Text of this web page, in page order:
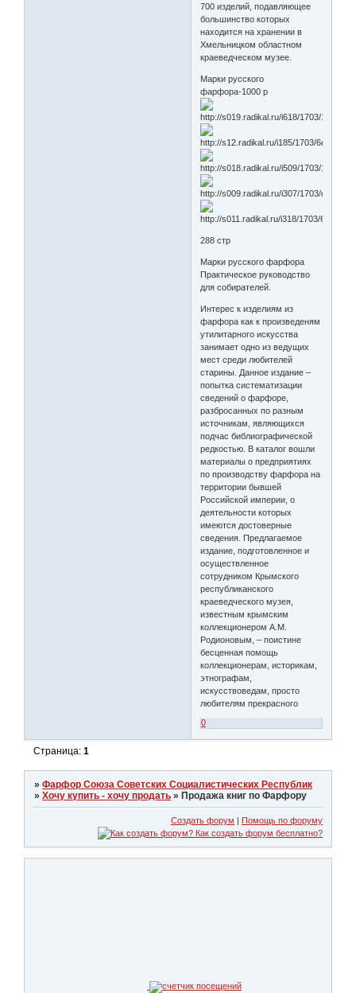
700 изделий, подавляющее
большинство которых
находится на хранении в
Хмельницком областном
краеведческом музее.
Марки русского
фарфора-1000 р
288 стр
Марки русского фарфора
Практическое руководство
для собирателей.
Интерес к изделиям из
фарфора как к произведеням
утилитарного искусства
занимает одно из ведущих
мест среди любителей
старины. Данное издание –
попытка систематизации
сведений о фарфоре,
разбросанных по разным
источникам, являющихся
подчас библиографической
редкостью. В каталог вошли
материалы о предприятиях
по производству фарфора на
территории бывшей
Российской империи, о
деятельности которых
имеются достоверные
сведения. Предлагаемое
издание, подготовленное и
осуществленное
сотрудником Крымского
республиканского
краеведческого музея,
известным крымским
коллекционером А.М.
Родионовым, – поистине
бесценная помощь
коллекционерам, историкам,
этнографам,
искусствоведам, просто
любителям прекрасного
0
Страница:1
»Фарфор Союза Советских Социалистических Республик
»Хочу купить - хочу продать »Продажа книг по Фарфору
Создать форум | Помощь по форуму